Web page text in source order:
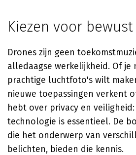
Kiezen voor
Drones zijn geen
alledaagse werkelijkheid. Of je
prachtige luchtfoto's wilt
nieuwe toepassingen verkent
hebt over privacy en
technologie is essentieel. De
die het onderwerp van
belichten, bieden die kennis.